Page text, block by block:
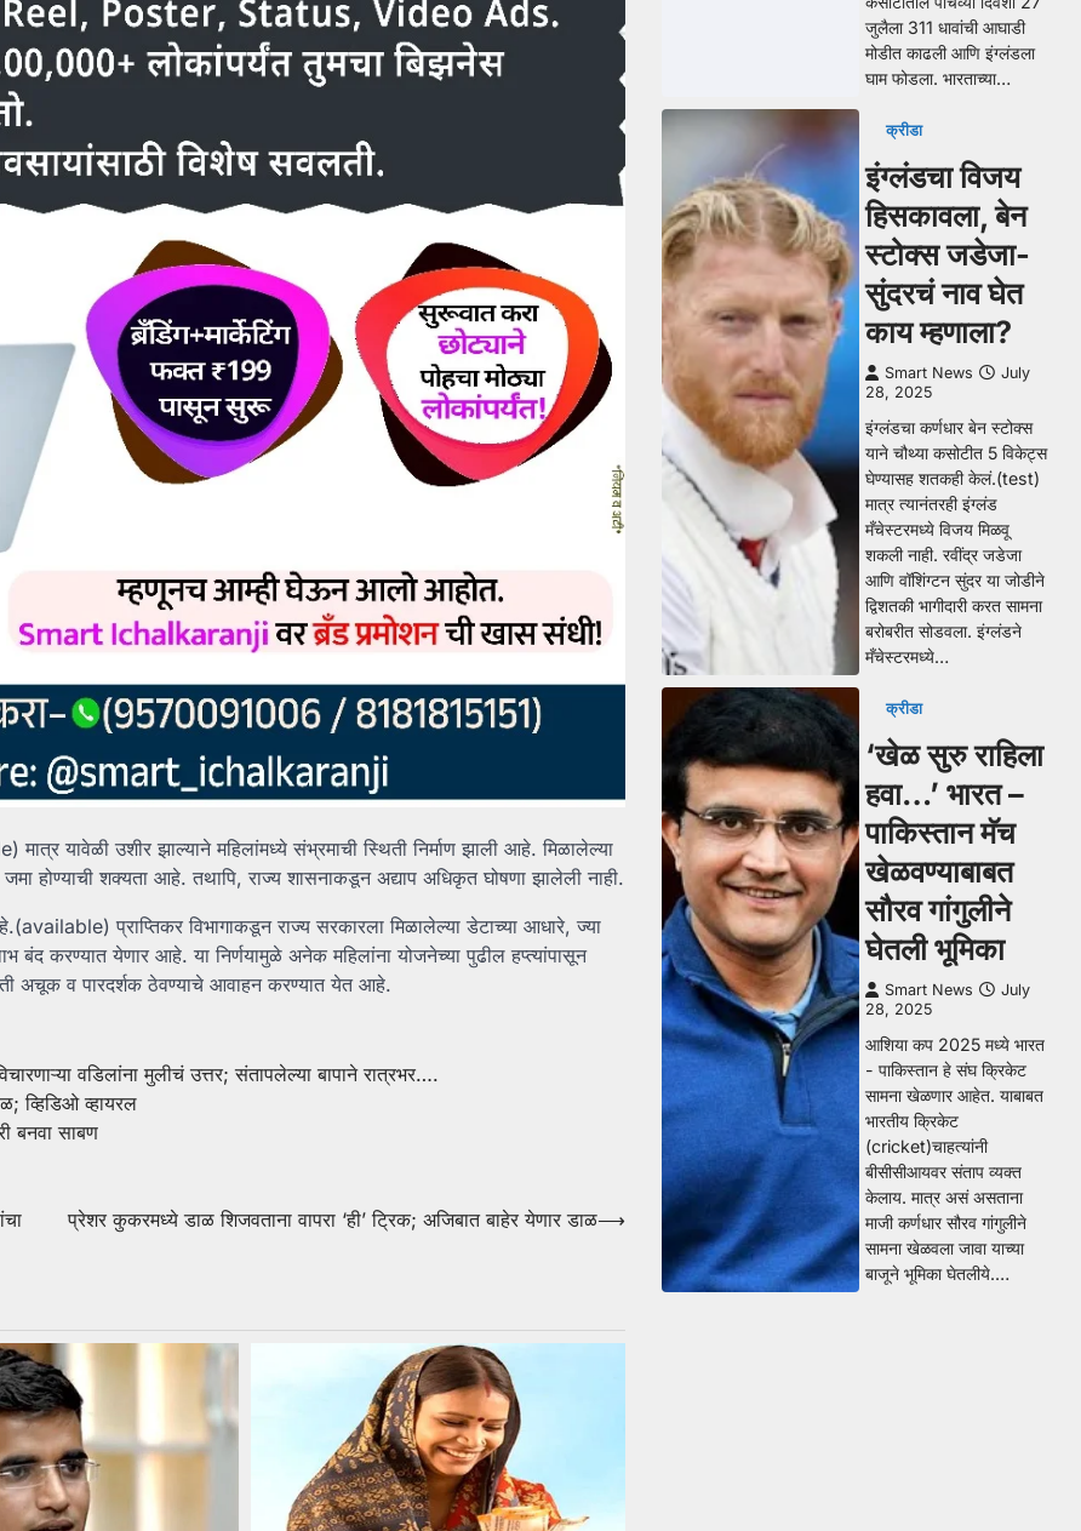
यावेळी उशीर झाल्याने महिलांमध्ये संभ्रमाची स्थिती निर्माण झाली आहे. मिळालेल्या
होण्याची शक्यता आहे. तथापि, राज्य शासनाकडून अद्याप अधिकृत घोषणा झालेली नाही.
प्राप्तिकर विभागाकडून राज्य सरकारला मिळालेल्या डेटाच्या आधारे, ज्या
बंद करण्यात येणार आहे. या निर्णयामुळे अनेक महिलांना योजनेच्या पुढील हप्त्यांपासून
अचूक व पारदर्शक ठेवण्याचे आवाहन करण्यात येत आहे.
वडिलांना मुलीचं उत्तर; संतापलेल्या बापाने रात्रभर….
व्हिडिओ व्हायरल
बनवा साबण
प्रेशर कुकरमध्ये डाळ शिजवताना वापरा ‘ही’ ट्रिक; अजिबात बाहेर येणार डाळ⟶
जुलैला 311 धावांची आघाडी
मोडीत काढली आणि इंग्लंडला
घाम फोडला. भारताच्या…
क्रीडा
इंग्लंडचा विजय
हिसकावला, बेन
स्टोक्स जडेजा-
सुंदरचं नाव घेत
काय म्हणाला?
Smart News
July
28, 2025
इंग्लंडचा कर्णधार बेन स्टोक्स
याने चौथ्या कसोटीत 5 विकेट्स
घेण्यासह शतकही केलं.(test)
मात्र त्यानंतरही इंग्लंड
मँचेस्टरमध्ये विजय मिळवू
शकली नाही. रवींद्र जडेजा
आणि वॉशिंग्टन सुंदर या जोडीने
द्विशतकी भागीदारी करत सामना
बरोबरीत सोडवला. इंग्लंडने
मँचेस्टरमध्ये…
क्रीडा
‘खेळ सुरु राहिला
हवा…’ भारत –
पाकिस्तान मॅच
खेळवण्याबाबत
सौरव गांगुलीने
घेतली भूमिका
Smart News
July
28, 2025
आशिया कप 2025 मध्ये भारत
- पाकिस्तान हे संघ क्रिकेट
सामना खेळणार आहेत. याबाबत
भारतीय क्रिकेट
(cricket)चाहत्यांनी
बीसीसीआयवर संताप व्यक्त
केलाय. मात्र असं असताना
माजी कर्णधार सौरव गांगुलीने
सामना खेळवला जावा याच्या
बाजूने भूमिका घेतलीये.…